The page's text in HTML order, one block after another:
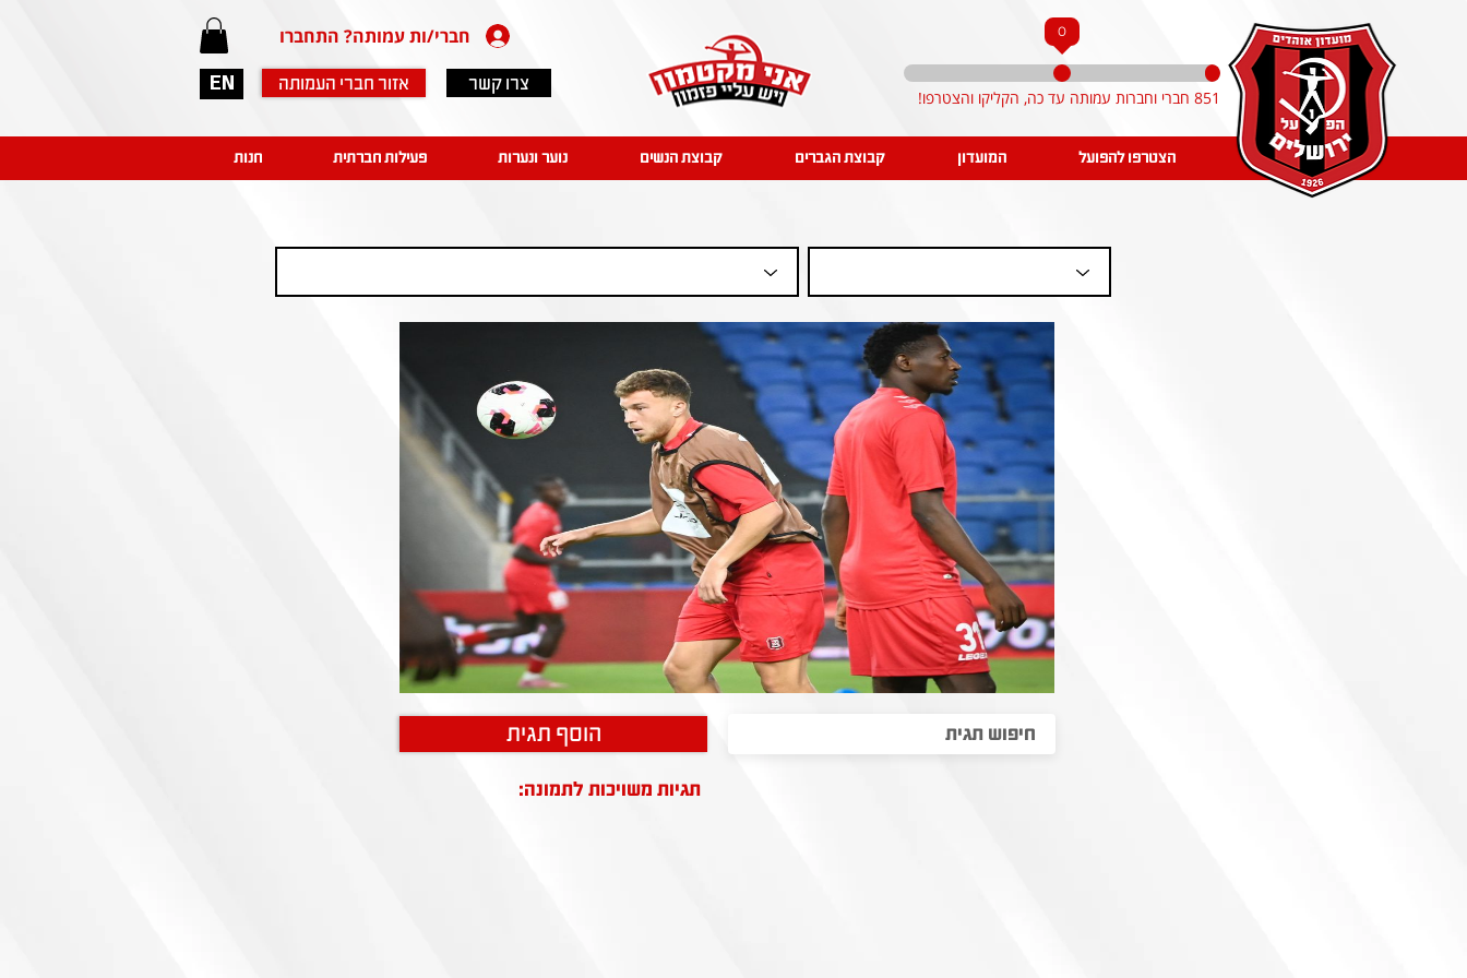
EN
חברי/ות עמותה? התחברו
אזור חברי העמותה צרו קשר
0
851 חברי וחברות עמותה עד כה, הקליקו והצטרפו!
הצטרפו להפועל המועדון קבוצת הגברים קבוצת הנשים נוער ונערות פעילות חברתית חנות
הוסף תגית
תגיות משויכות לתמונה: